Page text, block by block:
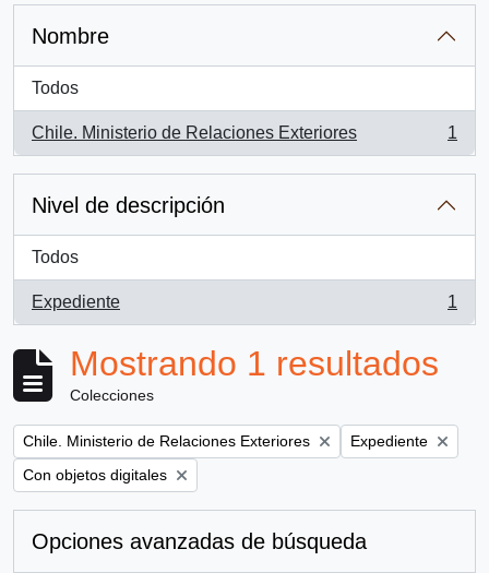
Nombre
Todos
Chile. Ministerio de Relaciones Exteriores
, 1 resultados
1
Nivel de descripción
Todos
Expediente
, 1 resultados
1
Mostrando 1 resultados
Colecciones
Remove filter:
Chile. Ministerio de Relaciones Exteriores Remove filter:
Expediente
Remove filter:
Con objetos digitales
Opciones avanzadas de búsqueda